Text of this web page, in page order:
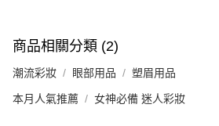
澳門地區配送 - 確認發貨後1-4個工作天送達
商品相關分類 (2)
潮流彩妝 眼部用品 塑眉用品
本月人氣推薦 女神必備 迷人彩妝